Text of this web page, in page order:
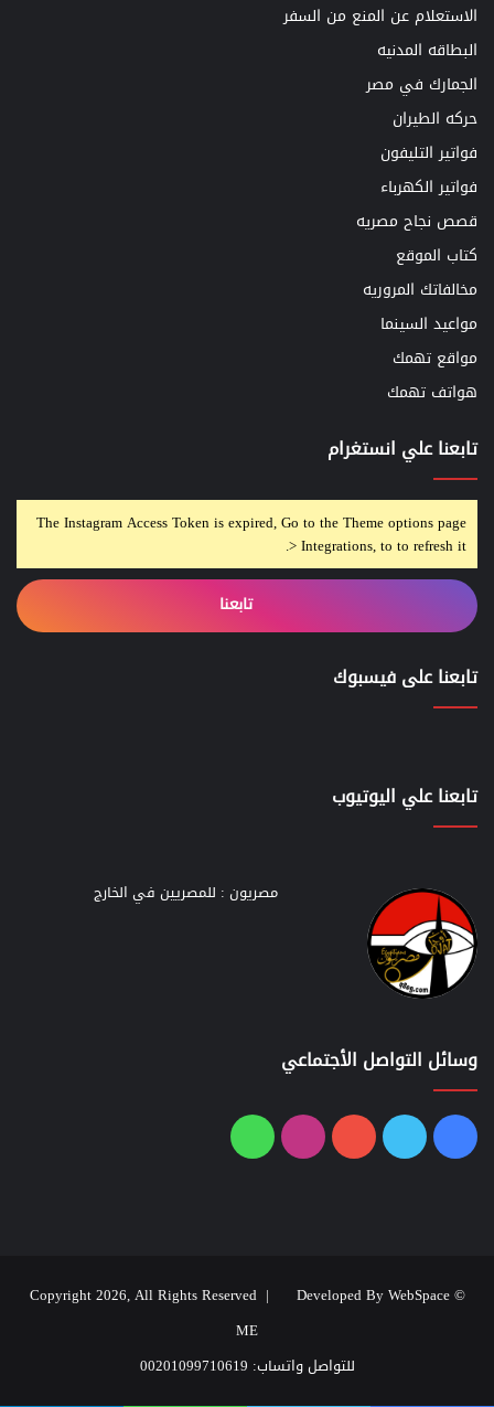
الاستعلام عن المنع من السفر
البطاقه المدنيه
الجمارك في مصر
حركه الطيران
فواتير التليفون
فواتير الكهرباء
قصص نجاح مصريه
كتاب الموقع
مخالفاتك المروريه
مواعيد السينما
مواقع تهمك
هواتف تهمك
تابعنا علي انستغرام
The Instagram Access Token is expired, Go to the Theme options page
> Integrations, to to refresh it.
تابعنا
تابعنا على فيسبوك
تابعنا علي اليوتيوب
مصريون : للمصريين في الخارج
وسائل التواصل الأجتماعي
فيسبوك
تويتر يوتيوبانستقرامواتساب
© Copyright 2026, All Rights Reserved |
Developed By WebSpace
ME
للتواصل واتساب: 00201099710619